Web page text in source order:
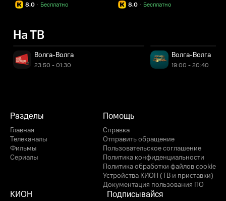
8.0 Бесплатно
· 8.0 Бесплатно
·
На ТВ
Волга-Волга
23:50 - 01:30
Волга-Волга
19:00 - 20:40
Разделы
Главная
Телеканалы
Фильмы
Сериалы
Помощь
Справка
Отправить обращение
Пользовательское соглашение
Политика конфиденциальности
Политика обработки файлов cookie
Устройства КИОН (ТВ и приставки)
Документация пользования ПО
КИОН Подписывайся